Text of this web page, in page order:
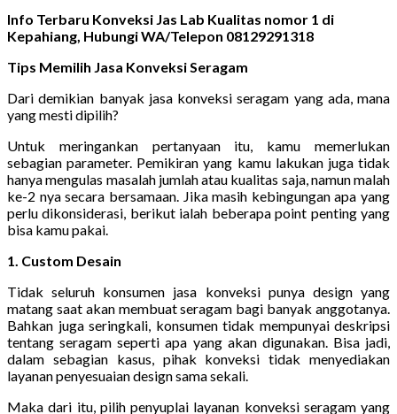
Info Terbaru Konveksi Jas Lab Kualitas nomor 1 di
Kepahiang, Hubungi WA/Telepon 08129291318
Tips Memilih Jasa Konveksi Seragam
Dari demikian banyak jasa konveksi seragam yang ada, mana
yang mesti dipilih?
Untuk meringankan pertanyaan itu, kamu memerlukan
sebagian parameter. Pemikiran yang kamu lakukan juga tidak
hanya mengulas masalah jumlah atau kualitas saja, namun malah
ke-2 nya secara bersamaan. Jika masih kebingungan apa yang
perlu dikonsiderasi, berikut ialah beberapa point penting yang
bisa kamu pakai.
1. Custom Desain
Tidak seluruh konsumen jasa konveksi punya design yang
matang saat akan membuat seragam bagi banyak anggotanya.
Bahkan juga seringkali, konsumen tidak mempunyai deskripsi
tentang seragam seperti apa yang akan digunakan. Bisa jadi,
dalam sebagian kasus, pihak konveksi tidak menyediakan
layanan penyesuaian design sama sekali.
Maka dari itu, pilih penyuplai layanan konveksi seragam yang